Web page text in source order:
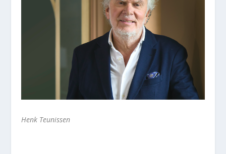
Henk Teunissen